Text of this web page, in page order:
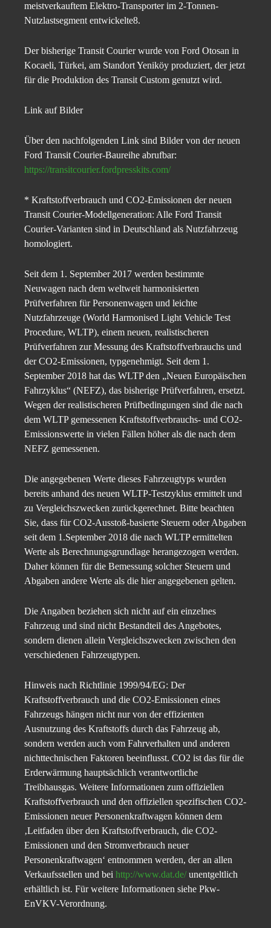
meistverkauftem Elektro-Transporter im 2-Tonnen-
Nutzlastsegment entwickelte8.
Der bisherige Transit Courier wurde von Ford Otosan in
Kocaeli, Türkei, am Standort Yeniköy produziert, der jetzt
für die Produktion des Transit Custom genutzt wird.
Link auf Bilder
Über den nachfolgenden Link sind Bilder von der neuen
Ford Transit Courier-Baureihe abrufbar:
https://transitcourier.fordpresskits.com/
* Kraftstoffverbrauch und CO2-Emissionen der neuen
Transit Courier-Modellgeneration: Alle Ford Transit
Courier-Varianten sind in Deutschland als Nutzfahrzeug
homologiert.
Seit dem 1. September 2017 werden bestimmte
Neuwagen nach dem weltweit harmonisierten
Prüfverfahren für Personenwagen und leichte
Nutzfahrzeuge (World Harmonised Light Vehicle Test
Procedure, WLTP), einem neuen, realistischeren
Prüfverfahren zur Messung des Kraftstoffverbrauchs und
der CO2-Emissionen, typgenehmigt. Seit dem 1.
September 2018 hat das WLTP den „Neuen Europäischen
Fahrzyklus“ (NEFZ), das bisherige Prüfverfahren, ersetzt.
Wegen der realistischeren Prüfbedingungen sind die nach
dem WLTP gemessenen Kraftstoffverbrauchs- und CO2-
Emissionswerte in vielen Fällen höher als die nach dem
NEFZ gemessenen.
Die angegebenen Werte dieses Fahrzeugtyps wurden
bereits anhand des neuen WLTP-Testzyklus ermittelt und
zu Vergleichszwecken zurückgerechnet. Bitte beachten
Sie, dass für CO2-Ausstoß-basierte Steuern oder Abgaben
seit dem 1.September 2018 die nach WLTP ermittelten
Werte als Berechnungsgrundlage herangezogen werden.
Daher können für die Bemessung solcher Steuern und
Abgaben andere Werte als die hier angegebenen gelten.
Die Angaben beziehen sich nicht auf ein einzelnes
Fahrzeug und sind nicht Bestandteil des Angebotes,
sondern dienen allein Vergleichszwecken zwischen den
verschiedenen Fahrzeugtypen.
Hinweis nach Richtlinie 1999/94/EG: Der
Kraftstoffverbrauch und die CO2-Emissionen eines
Fahrzeugs hängen nicht nur von der effizienten
Ausnutzung des Kraftstoffs durch das Fahrzeug ab,
sondern werden auch vom Fahrverhalten und anderen
nichttechnischen Faktoren beeinflusst. CO2 ist das für die
Erderwärmung hauptsächlich verantwortliche
Treibhausgas. Weitere Informationen zum offiziellen
Kraftstoffverbrauch und den offiziellen spezifischen CO2-
Emissionen neuer Personenkraftwagen können dem
‚Leitfaden über den Kraftstoffverbrauch, die CO2-
Emissionen und den Stromverbrauch neuer
Personenkraftwagen‘ entnommen werden, der an allen
Verkaufsstellen und bei http://www.dat.de/unentgeltlich
erhältlich ist. Für weitere Informationen siehe Pkw-
EnVKV-Verordnung.